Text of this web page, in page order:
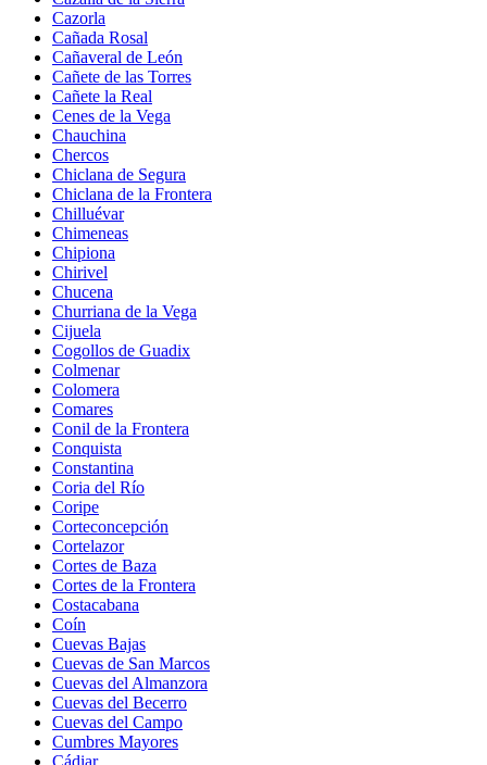
Cazorla
Cañada Rosal
Cañaveral de León
Cañete de las Torres
Cañete la Real
Cenes de la Vega
Chauchina
Chercos
Chiclana de Segura
Chiclana de la Frontera
Chilluévar
Chimeneas
Chipiona
Chirivel
Chucena
Churriana de la Vega
Cijuela
Cogollos de Guadix
Colmenar
Colomera
Comares
Conil de la Frontera
Conquista
Constantina
Coria del Río
Coripe
Corteconcepción
Cortelazor
Cortes de Baza
Cortes de la Frontera
Costacabana
Coín
Cuevas Bajas
Cuevas de San Marcos
Cuevas del Almanzora
Cuevas del Becerro
Cuevas del Campo
Cumbres Mayores
Cádiar